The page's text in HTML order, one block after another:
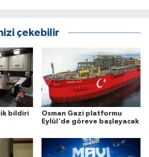
çekebilir
bildiri
Osman Gazi platformu
Eylül'de göreve başlayacak